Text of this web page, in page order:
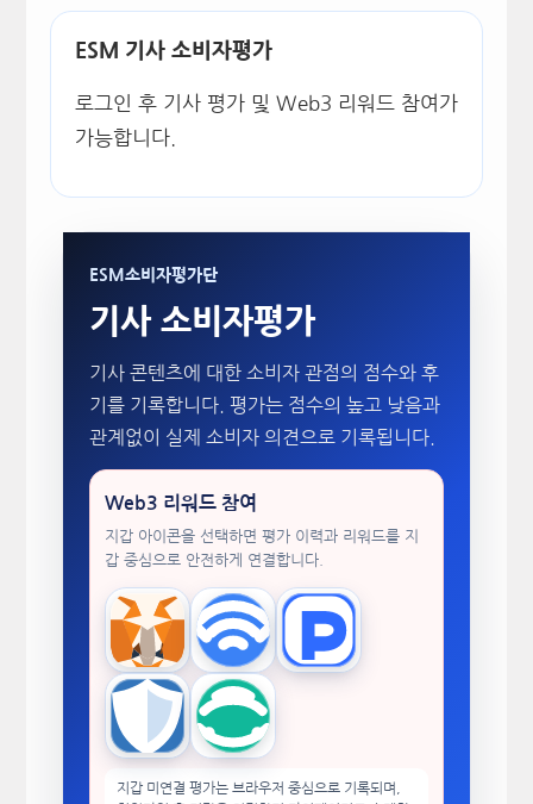
ESM 기사 소비자평가
로그인 후 기사 평가 및 Web3 리워드 참여가
가능합니다.
ESM소비자평가단
기사 소비자평가
기사 콘텐츠에 대한 소비자 관점의 점수와 후
기를 기록합니다. 평가는 점수의 높고 낮음과
관계없이 실제 소비자 의견으로 기록됩니다.
Web3 리워드 참여
지갑 아이콘을 선택하면 평가 이력과 리워드를 지
갑 중심으로 안전하게 연결합니다.
MetaMask WalletConnectTokenPocket
Trust Wallet imToken
지갑 미연결 평가는 브라우저 중심으로 기록되며,